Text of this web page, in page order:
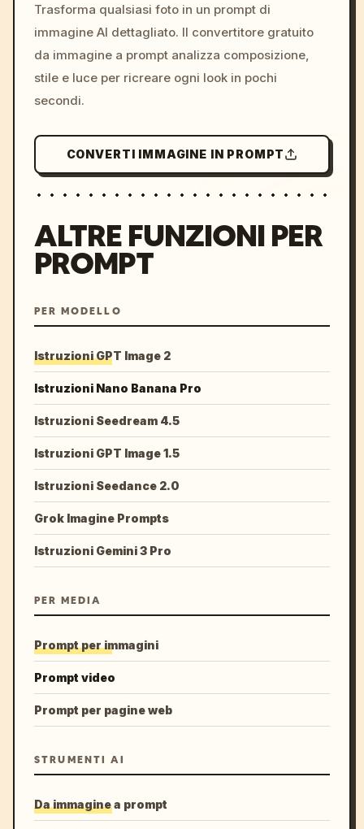
colors, 8k --v 6.0
Trasforma qualsiasi foto in un prompt di
immagine AI dettagliato. Il convertitore gratuito
da immagine a prompt analizza composizione,
stile e luce per ricreare ogni look in pochi
secondi.
CONVERTI IMMAGINE IN PROMPT
ALTRE FUNZIONI PER
PROMPT
PER MODELLO
Istruzioni GPT Image 2
Istruzioni Nano Banana Pro
Istruzioni Seedream 4.5
Istruzioni GPT Image 1.5
Istruzioni Seedance 2.0
Grok Imagine Prompts
Istruzioni Gemini 3 Pro
PER MEDIA
Prompt per immagini
Prompt video
Prompt per pagine web
STRUMENTI AI
Da immagine a prompt